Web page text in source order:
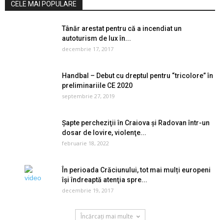
CELE MAI POPULARE
Tânăr arestat pentru că a incendiat un
autoturism de lux în...
decembrie 17, 2017
Handbal – Debut cu dreptul pentru “tricolore” în
preliminariile CE 2020
septembrie 27, 2019
Șapte percheziţii în Craiova şi Radovan într-un
dosar de lovire, violenţe...
februarie 18, 2022
În perioada Crăciunului, tot mai mulți europeni
îşi îndreaptă atenţia spre...
decembrie 19, 2017
Încărcați mai multe